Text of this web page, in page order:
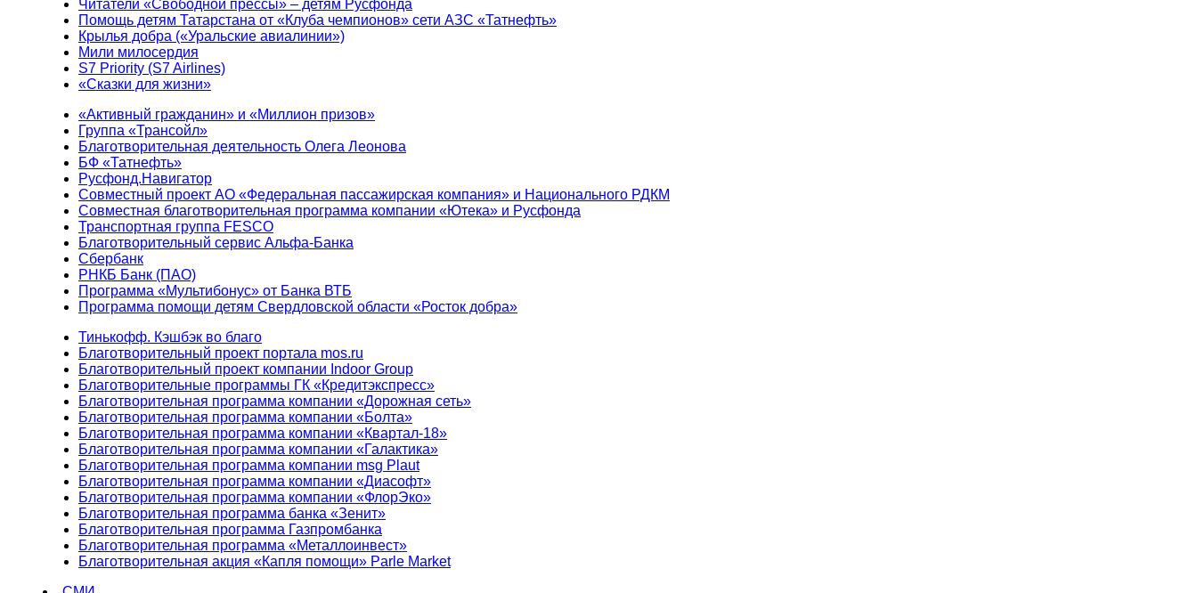
Читатели «Свободной прессы» – детям Русфонда
Помощь детям Татарстана от «Клуба чемпионов» сети АЗС «Татнефть»
Крылья добра («Уральские авиалинии»)
Мили милосердия
S7 Priority (S7 Airlines)
«Сказки для жизни»
«Активный гражданин» и «Миллион призов»
Группа «Трансойл»
Благотворительная деятельность Олега Леонова
БФ «Татнефть»
Русфонд.Навигатор
Совместный проект АО «Федеральная пассажирская компания» и Национального РДКМ
Совместная благотворительная программа компании «Ютека» и Русфонда
Транспортная группа FESCO
Благотворительный сервис Альфа-Банка
Сбербанк
РНКБ Банк (ПАО)
Программа «Мультибонус» от Банка ВТБ
Программа помощи детям Свердловской области «Росток добра»
Тинькофф. Кэшбэк во благо
Благотворительный проект портала mos.ru
Благотворительный проект компании Indoor Group
Благотворительные программы ГК «Кредитэкспресс»
Благотворительная программа компании «Дорожная сеть»
Благотворительная программа компании «Болта»
Благотворительная программа компании «Квартал-18»
Благотворительная программа компании «Галактика»
Благотворительная программа компании msg Plaut
Благотворительная программа компании «Диасофт»
Благотворительная программа компании «ФлорЭко»
Благотворительная программа банка «Зенит»
Благотворительная программа Газпромбанка
Благотворительная программа «Металлоинвест»
Благотворительная акция «Капля помощи» Parle Market